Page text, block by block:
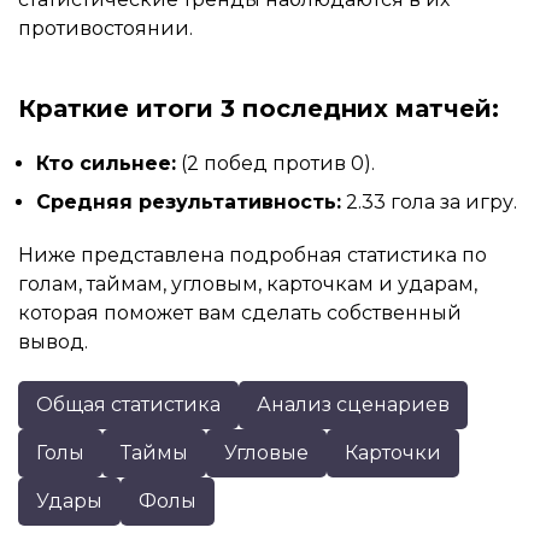
противостоянии.
Краткие итоги 3 последних матчей:
Кто сильнее: (2 побед против 0).
Средняя результативность: 2.33 гола за игру.
Ниже представлена подробная статистика по
голам, таймам, угловым, карточкам и ударам,
которая поможет вам сделать собственный
вывод.
Общая статистика Анализ сценариев
Голы Таймы Угловые Карточки
Удары Фолы